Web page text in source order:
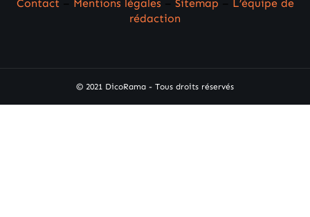
Contact Mentions légales Sitemap
L’équipe de
rédaction
© 2021 DicoRama - Tous droits réservés